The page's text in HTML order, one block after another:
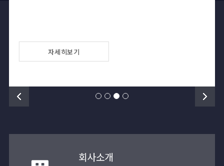
자세히보기
회사소개